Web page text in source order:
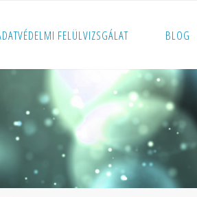
FELÜLVIZSGÁLAT BLOG